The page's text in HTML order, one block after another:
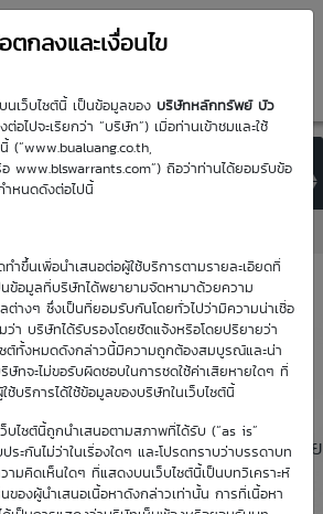
ตกลงและเงื่อนไข
เว็บไซต์นี้ เป็นข้อมูลของ บริษัทหลักทรัพย์ บัว
ต่อไปจะเรียกว่า “บริษัท”) เมื่อท่านเข้าชมและใช้
(“www.bualuang.co.th,
www.blswarrants.com”) ถือว่าท่านได้ยอมรับข้อ
ำหนดดังต่อไปนี้
ขึ้นเพื่อนำเสนอต่อผู้ใช้บริการตามรายละเอียดที่
ข้อมูลที่บริษัทได้พยายามจัดหามาด้วยความ
ต่างๆ ซึ่งเป็นที่ยอมรับกันโดยทั่วไปว่ามีความน่าเชื่อ
า บริษัทได้รับรองโดยชัดแจ้งหรือโดยปริยายว่า
ต์ทั้งหมดดังกล่าวนี้มีความถูกต้องสมบูรณ์และน่า
ษัทจะไม่ขอรับผิดชอบในการชดใช้ค่าเสียหายใดๆ ที่
ช้บริการได้ใช้ข้อมูลของบริษัทในเว็บไซต์นี้
บไซต์นี้ถูกนำเสนอตามสภาพที่ได้รับ (“as is”
ะกันไม่ว่าในเรื่องใดๆ และโปรดทราบว่าบรรดาบท
ามคิดเห็นใดๆ ที่แสดงบนเว็บไซต์นี้เป็นบทวิเคราะห์
ของผู้นำเสนอเนื้อหาดังกล่าวเท่านั้น การที่เนื้อหา
Disclaimer
ดงสิทธิอนุพันธ์ อาจมีภาระภาษีที่เกิด
องนำเงินสดส่วนต่างตามจำนวนใบ
ใช้สิทธิไปรวมเป็นเงินได้เพื่อยื่นเสีย
ใช้สิทธิเอง ทั้งนี้ เป็นไปตามประมวล
ยและกฎเกณฑ์ว่าด้วยภาษีอากรที่
หน้าที่ต้องศึกษาข้อมูลและปฏิบัติตามโดย